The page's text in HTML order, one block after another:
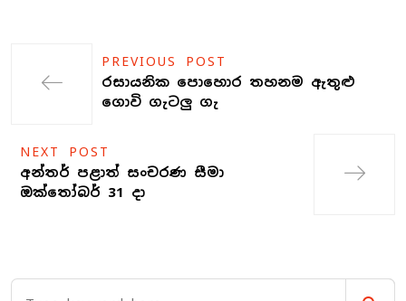
PREVIOUS POST
රසායනික පොහොර තහනම ඇතුළු
ගොවි ගැටලු ගැ
NEXT POST
අන්තර් පළාත් සංචරණ සීමා
ඔක්තෝබර් 31 දා